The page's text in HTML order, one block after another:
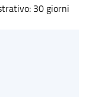
30 giorni